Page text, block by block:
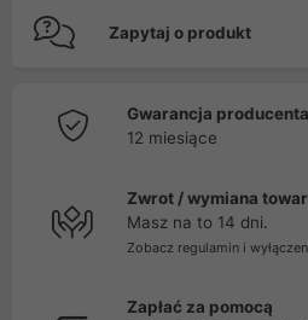
Zapytaj o produkt
Gwarancja producenta
12 miesiące
Zwrot / wymiana
Masz na to 14 dni.
Zobacz regulamin i
Zapłać za pomocą